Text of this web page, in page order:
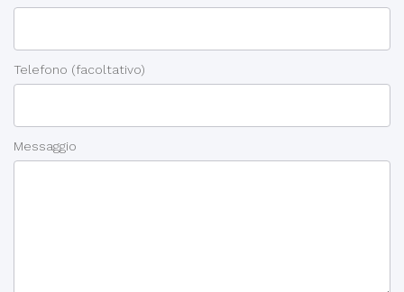
Telefono (facoltativo)
Messaggio